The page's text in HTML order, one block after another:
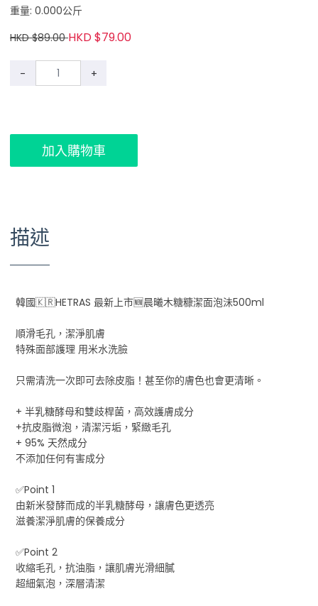
重量: 0.000公斤
HKD $89.00HKD $79.00
- +
加入購物車
描述
韓國🇰🇷HETRAS 最新上市🆕晨曦木糖糠潔面泡沬500ml
順滑毛孔，潔淨肌膚
特殊面部護理 用米水洗臉
只需清洗一次即可去除皮脂！甚至你的膚色也會更清晰。
+ 半乳糖酵母和雙歧桿菌，高效護膚成分
+抗皮脂微泡，清潔污垢，緊緻毛孔
+ 95% 天然成分
不添加任何有害成分
✅Point 1
由新米發酵而成的半乳糖酵母，讓膚色更透亮
滋養潔淨肌膚的保養成分
✅Point 2
收縮毛孔，抗油脂，讓肌膚光滑細膩
超細氣泡，深層清潔